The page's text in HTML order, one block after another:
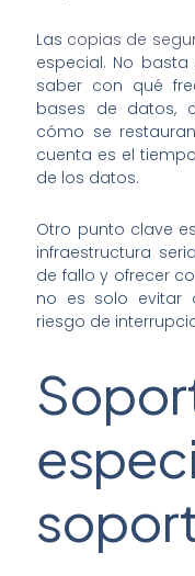
Las copias de
especial. No basta
saber con qué
bases de datos,
cómo se
cuenta es el
de los datos.
Otro punto clave
infraestructura
de fallo y ofrecer
no es solo evitar
riesgo de